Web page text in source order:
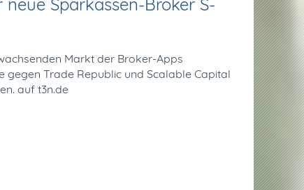
Sparkassen-Broker S-
Markt der Broker-Apps
gegen Trade Republic und Scalable Capital
auf t3n.de